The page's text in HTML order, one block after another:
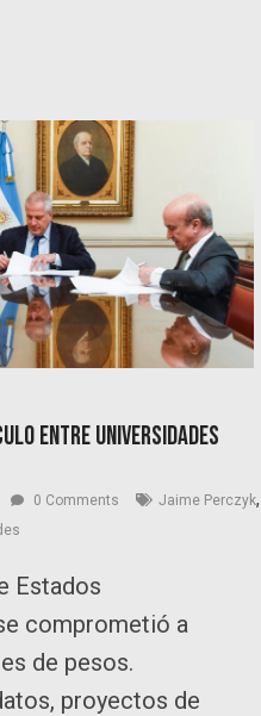
entre universidades
0 Comments Jaime Perczyk,
Estados
comprometió a
de pesos.
proyectos de